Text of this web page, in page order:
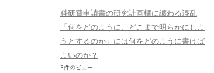
科研費申請書の研究計画欄に纏わる混乱
「何をどのように、どこまで明らかにしよ
うとするのか」には何をどのように書けば
よいのか？
3件のビュー